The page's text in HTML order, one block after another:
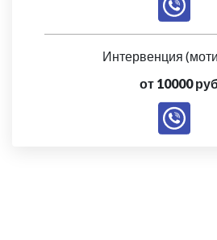
Интервенция
от 10000